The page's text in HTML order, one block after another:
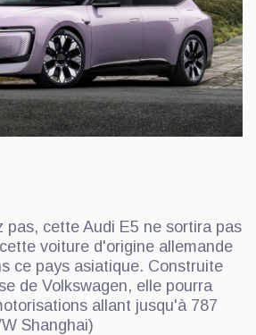
pas, cette Audi E5 ne sortira pas
voiture d'origine allemande
ce pays asiatique. Construite
de Volkswagen, elle pourra
allant jusqu'à 787
Shanghai)